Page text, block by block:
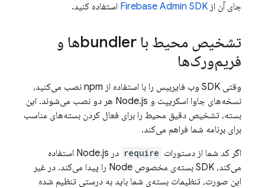
جای آن از
Firebase Admin SDK استفاده کنید.
تشخیص محیط با bundlerها و
فریم‌ورک‌ها
وقتی SDK وب فایربیس را با استفاده از npm نصب می‌کنید،
نسخه‌های جاوا اسکریپت و Node.js هر دو نصب می‌شوند. این
بسته، تشخیص دقیق محیط را برای فعال کردن بسته‌های مناسب
برای برنامه شما فراهم می‌کند.
اگر کد شما از دستورات require
در Node.js استفاده
می‌کند، SDK بسته‌ی مخصوص Node را پیدا می‌کند. در غیر
این صورت، تنظیمات بسته‌ی شما باید به درستی تنظیم شده